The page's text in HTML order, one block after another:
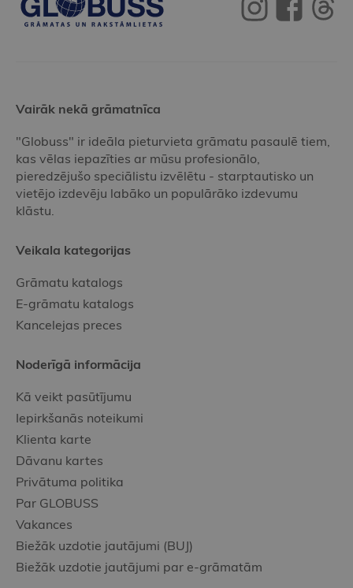
Vairāk nekā grāmatnīca
"Globuss" ir ideāla pieturvieta grāmatu pasaulē tiem,
kas vēlas iepazīties ar mūsu profesionālo,
pieredzējušo speciālistu izvēlētu - starptautisko un
vietējo izdevēju labāko un populārāko izdevumu
klāstu.
Veikala kategorijas
Grāmatu katalogs
E-grāmatu katalogs
Kancelejas preces
Noderīgā informācija
Kā veikt pasūtījumu
Iepirkšanās noteikumi
Klienta karte
Dāvanu kartes
Privātuma politika
Par GLOBUSS
Vakances
Biežāk uzdotie jautājumi (BUJ)
Biežāk uzdotie jautājumi par e-grāmatām